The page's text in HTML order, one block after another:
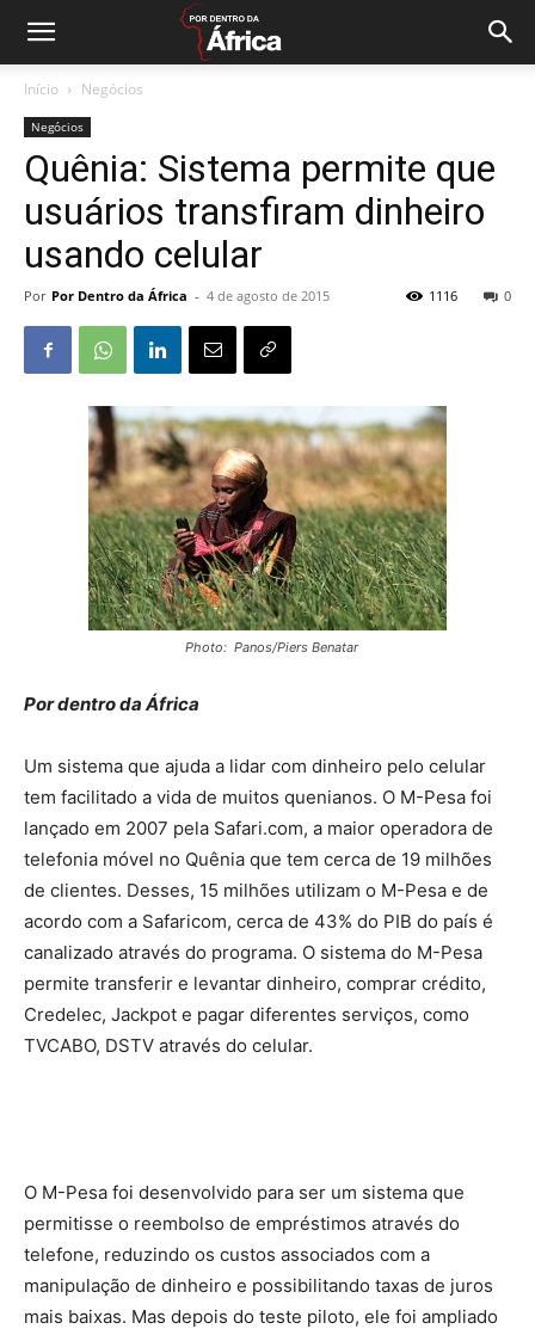
Início Negócios
Negócios
Quênia: Sistema permite que
usuários transfiram dinheiro
usando celular
Por Por Dentro da África - 4 de agosto de 2015 0
1116
Photo: Panos/Piers Benatar
Por dentro da África
Um sistema que ajuda a lidar com dinheiro pelo celular
tem facilitado a vida de muitos quenianos. O M-Pesa foi
lançado em 2007 pela Safari.com, a maior operadora de
telefonia móvel no Quênia que tem cerca de 19 milhões
de clientes. Desses, 15 milhões utilizam o M-Pesa e de
acordo com a Safaricom, cerca de 43% do PIB do país é
canalizado através do programa. O sistema do M-Pesa
permite transferir e levantar dinheiro, comprar crédito,
Credelec, Jackpot e pagar diferentes serviços, como
TVCABO, DSTV através do celular.
O M-Pesa foi desenvolvido para ser um sistema que
permitisse o reembolso de empréstimos através do
telefone, reduzindo os custos associados com a
manipulação de dinheiro e possibilitando taxas de juros
mais baixas. Mas depois do teste piloto, ele foi ampliado